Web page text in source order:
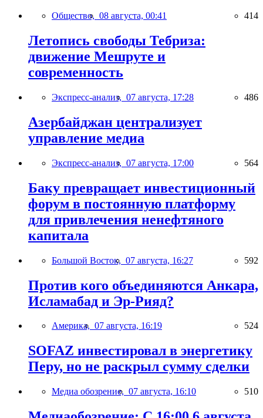
Общество, 08 августа, 00:41 414
Летопись свободы Тебриза:
движение Мешруте и
современность
Экспресс-анализ, 07 августа, 17:28 486
Азербайджан централизует
управление медиа
Экспресс-анализ, 07 августа, 17:00 564
Баку превращает инвестиционный
форум в постоянную платформу
для привлечения ненефтяного
капитала
Большой Восток, 07 августа, 16:27 592
Против кого объединяются Анкара,
Исламабад и Эр-Рияд?
Америка, 07 августа, 16:19 524
SOFAZ инвестировал в энергетику
Перу, но не раскрыл сумму сделки
Медиа обозрение, 07 августа, 16:10 510